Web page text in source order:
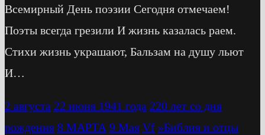
Всемирный День поэзии Сегодня отмечаем!
Поэты всегда грезили И жизнь казалась раем.
Стихи жизнь украшают, Бальзам на душу льют
И…
2 августа 22 июня 1941 года 220 лет со дня
рождения 8 МАРТА 9 Мая Vf »Библия и отцы